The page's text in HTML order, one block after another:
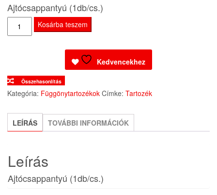
Ajtócsappantyú (1db/cs.)
Ajtócsappantyú
(1db/cs.)
Kosárba teszem
Kedvencekhez
Összehasonlítás
Kategória: Függönytartozékok Címke: Tartozék
LEÍRÁS TOVÁBBI INFORMÁCIÓK
Leírás
Ajtócsappantyú (1db/cs.)